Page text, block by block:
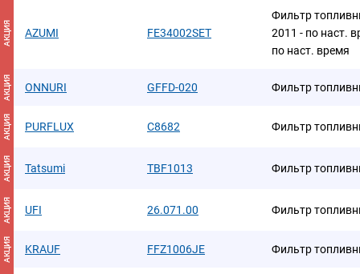
АКЦИЯ AZUMI FE34002SET
Фильтр
2011 - по наст.
по наст. время
АКЦИЯ ONNURI GFFD-020 Фильтр
АКЦИЯ PURFLUX C8682 Фильтр
АКЦИЯ Tatsumi TBF1013 Фильтр
АКЦИЯ UFI 26.071.00 Фильтр
АКЦИЯ KRAUF FFZ1006JE Фильтр